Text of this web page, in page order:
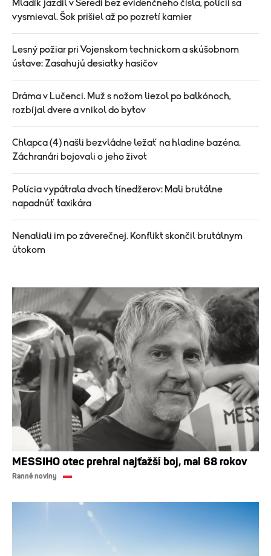
Mladík jazdil v Seredi bez evidenčného čísla, polícii sa
vysmieval. Šok prišiel až po pozretí kamier
Lesný požiar pri Vojenskom technickom a skúšobnom
ústave: Zasahujú desiatky hasičov
Dráma v Lučenci. Muž s nožom liezol po balkónoch,
rozbíjal dvere a vnikol do bytov
Chlapca (4) našli bezvládne ležať na hladine bazéna.
Záchranári bojovali o jeho život
Polícia vypátrala dvoch tínedžerov: Mali brutálne
napadnúť taxikára
Nenaliali im po záverečnej. Konflikt skončil brutálnym
útokom
MESSIHO otec prehral najťažší boj, mal 68 rokov
Ranné noviny